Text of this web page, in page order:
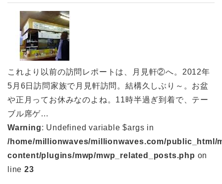
これより以前の訪問レポートは、月見軒②へ。2012年
5月6日訪問家族で月見軒訪問。結構久しぶり～。お盆
や正月ってお休みなのよね。11時半過ぎ到着で、テー
ブル席ゲ…
Warning: Undefined variable $args in
/home/millionwaves/millionwaves.com/public_html/
content/plugins/mwp/mwp_related_posts.php on
line 23